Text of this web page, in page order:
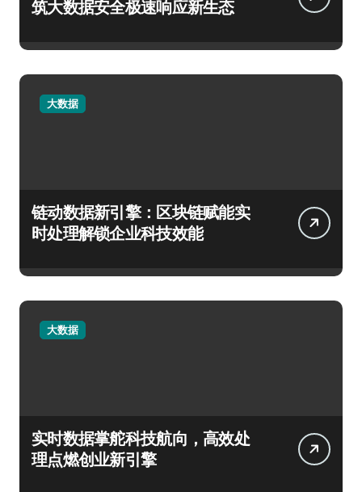
筑大数据安全极速响应新生态
大数据
链动数据新引擎：区块链赋能实
时处理解锁企业科技效能
大数据
实时数据掌舵科技航向，高效处
理点燃创业新引擎